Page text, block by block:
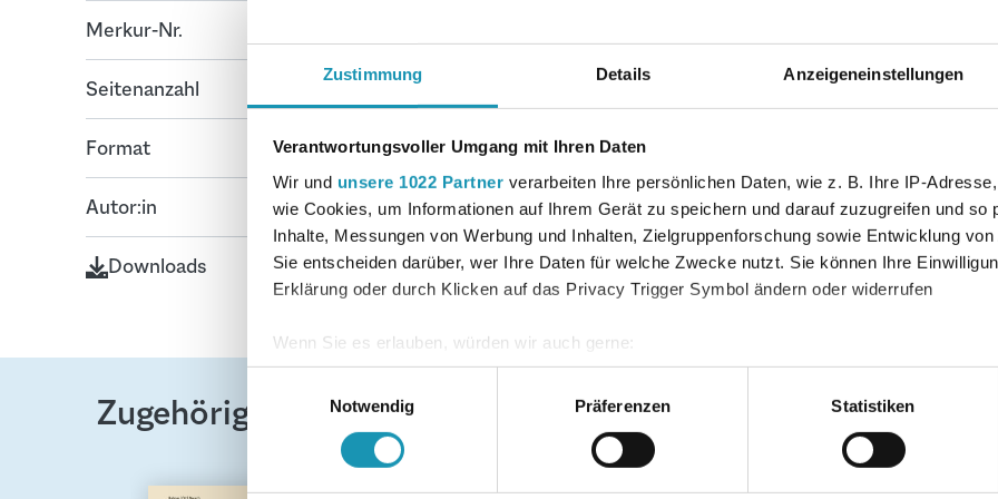
Zustimmung Details Anzeigeneinstellungen
Verantwortungsvoller Umgang mit Ihren Daten
Wir und unsere 1022 Partner verarbeiten Ihre persönlichen Daten, wie z. B. Ihre IP-
wie Cookies, um Informationen auf Ihrem Gerät zu speichern und darauf zuzugreifen und so
Inhalte, Messungen von Werbung und Inhalten, Zielgruppenforschung sowie Entwicklung
Sie entscheiden darüber, wer Ihre Daten für welche Zwecke nutzt. Sie können Ihre
Erklärung oder durch Klicken auf das Privacy Trigger Symbol ändern oder widerrufen
Wenn Sie es erlauben, würden wir auch gerne:
Informationen über Ihre geografische Lage erfassen, welche bis auf einige Meter
Ihr Gerät durch aktives Scannen nach bestimmten Merkmalen (Fingerprinting)
Erfahren Sie mehr darüber, wie Ihre persönlichen Daten verarbeitet werden, und legen Sie
Einzelheitenfest.
Notwendig
Präferenzen Statistiken
Überprüfung der
von Aufgaben ab. Diese sind
gedacht. Am Ende eines
Zusammenfassung, die
aufgeführten Kompetenzen
und umfassend thematisiert
genügend didaktischer
Für Aufgaben mit dem
Integralrechnung,
Linearkombinationen.
Merkur-Nr.
Seitenanzahl 221
Format E-Book
Autor:in Bohner, Kurt; Ott, Roland; Deusch, Ronald
Downloads
Leseprobe
Inhaltsverzeichnis
Auflage
Fach
Zugehörige Produkte
Produktgalerie überspringen